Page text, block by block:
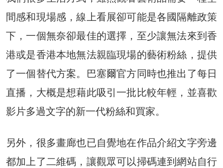
間感和現場感，線上看展卻可能是各國隔離政策
下，一個無奈卻最佳的選擇，至少讓無法來到香
港或是香港本地無法親臨現場的藝術粉絲，提供
了一個替代方案。巴塞爾官方同時也推出了每日
直播，大概是想藉此吸引一批比較年輕，並喜歡
影片多過文字的新一代粉絲和買家。
另外，很多畫廊也已自覺地在作品介紹文字旁邊
都加上了二維碼，讓觀眾可以掃碼連到網站自行